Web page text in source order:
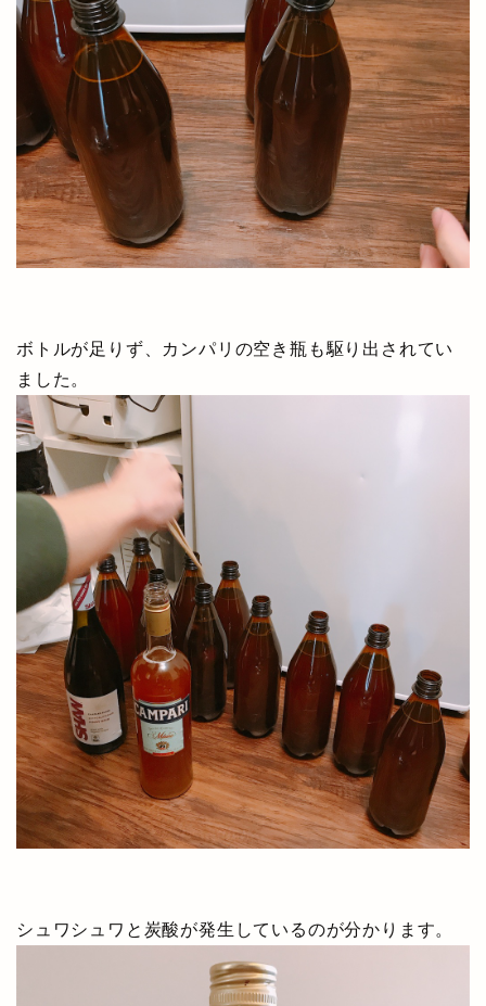
ボトルが足りず、カンパリの空き瓶も駆り出されてい
ました。
シュワシュワと炭酸が発生しているのが分かります。